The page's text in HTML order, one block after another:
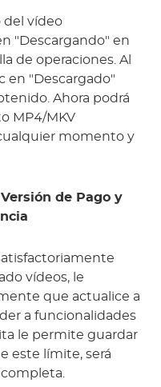
del vídeo
"Descargando" en
de operaciones. Al
en "Descargado"
Ahora podrá
MP4/MKV
momento y
de Pago y
vídeos, le
que actualice a
a funcionalidades
le permite guardar
este límite, será